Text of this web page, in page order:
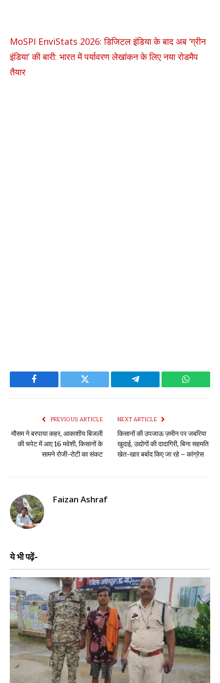
MoSPI EnviStats 2026: डिजिटल इंडिया के बाद अब ‘ग्रीन
इंडिया’ की बारी: भारत में पर्यावरण लेखांकन के लिए नया रोडमैप
तैयार
Facebook Twitter Telegram
PREVIOUS ARTICLE
मौसम ने बरपाया कहर, आकाशीय बिजली
की चपेट में आए 16 मवेशी, किसानों के
सामने रोजी-रोटी का संकट
NEXT ARTICLE
किसानों की उपजाऊ ज़मीन पर जबरिया
खुदाई, उद्योगों की दादागिरी, बिना सहमति
खेत-खार बर्बाद किए जा रहे – कांग्रेस
Faizan Ashraf
ये भी पढ़ें-